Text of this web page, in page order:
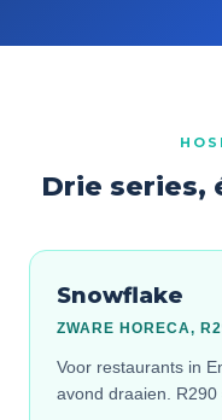
Drie series,
Snowflake
ZWARE HORECA,
Voor restaurants in
avond draaien. R290